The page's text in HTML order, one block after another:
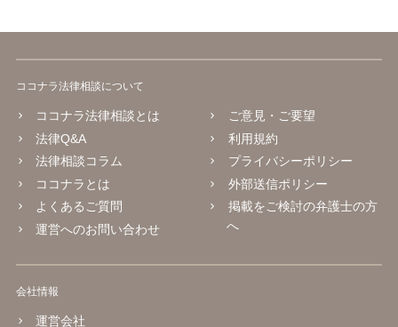
ココナラ法律相談について
ココナラ法律相談とは
法律Q&A
法律相談コラム
ココナラとは
よくあるご質問
運営へのお問い合わせ
ご意見・ご要望
利用規約
プライバシーポリシー
外部送信ポリシー
掲載をご検討の弁護士の方
へ
会社情報
運営会社